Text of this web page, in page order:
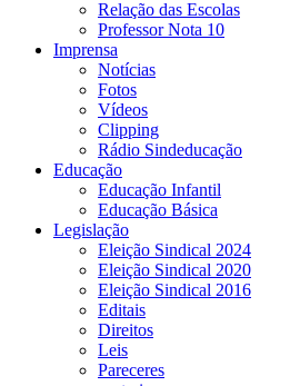
Relação das Escolas
Professor Nota 10
Imprensa
Notícias
Fotos
Vídeos
Clipping
Rádio Sindeducação
Educação
Educação Infantil
Educação Básica
Legislação
Eleição Sindical 2024
Eleição Sindical 2020
Eleição Sindical 2016
Editais
Direitos
Leis
Pareceres